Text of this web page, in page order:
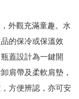
外觀充滿童趣。水
的保冷或保溫效
蓋設計為一鍵開
肩帶及柔軟肩墊，
方便辨認，亦可安